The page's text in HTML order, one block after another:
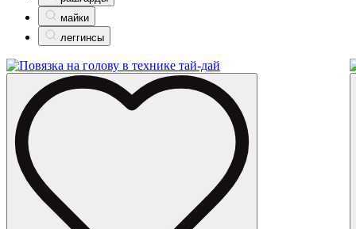
майки
леггинсы